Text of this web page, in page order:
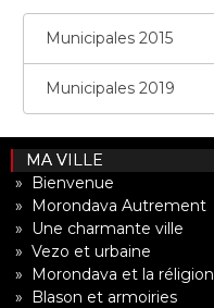
Municipales 2015
Municipales 2019
MA VILLE
» Bienvenue
» Morondava Autrement
» Une charmante ville
» Vezo et urbaine
» Morondava et la réligion
» Blason et armoiries